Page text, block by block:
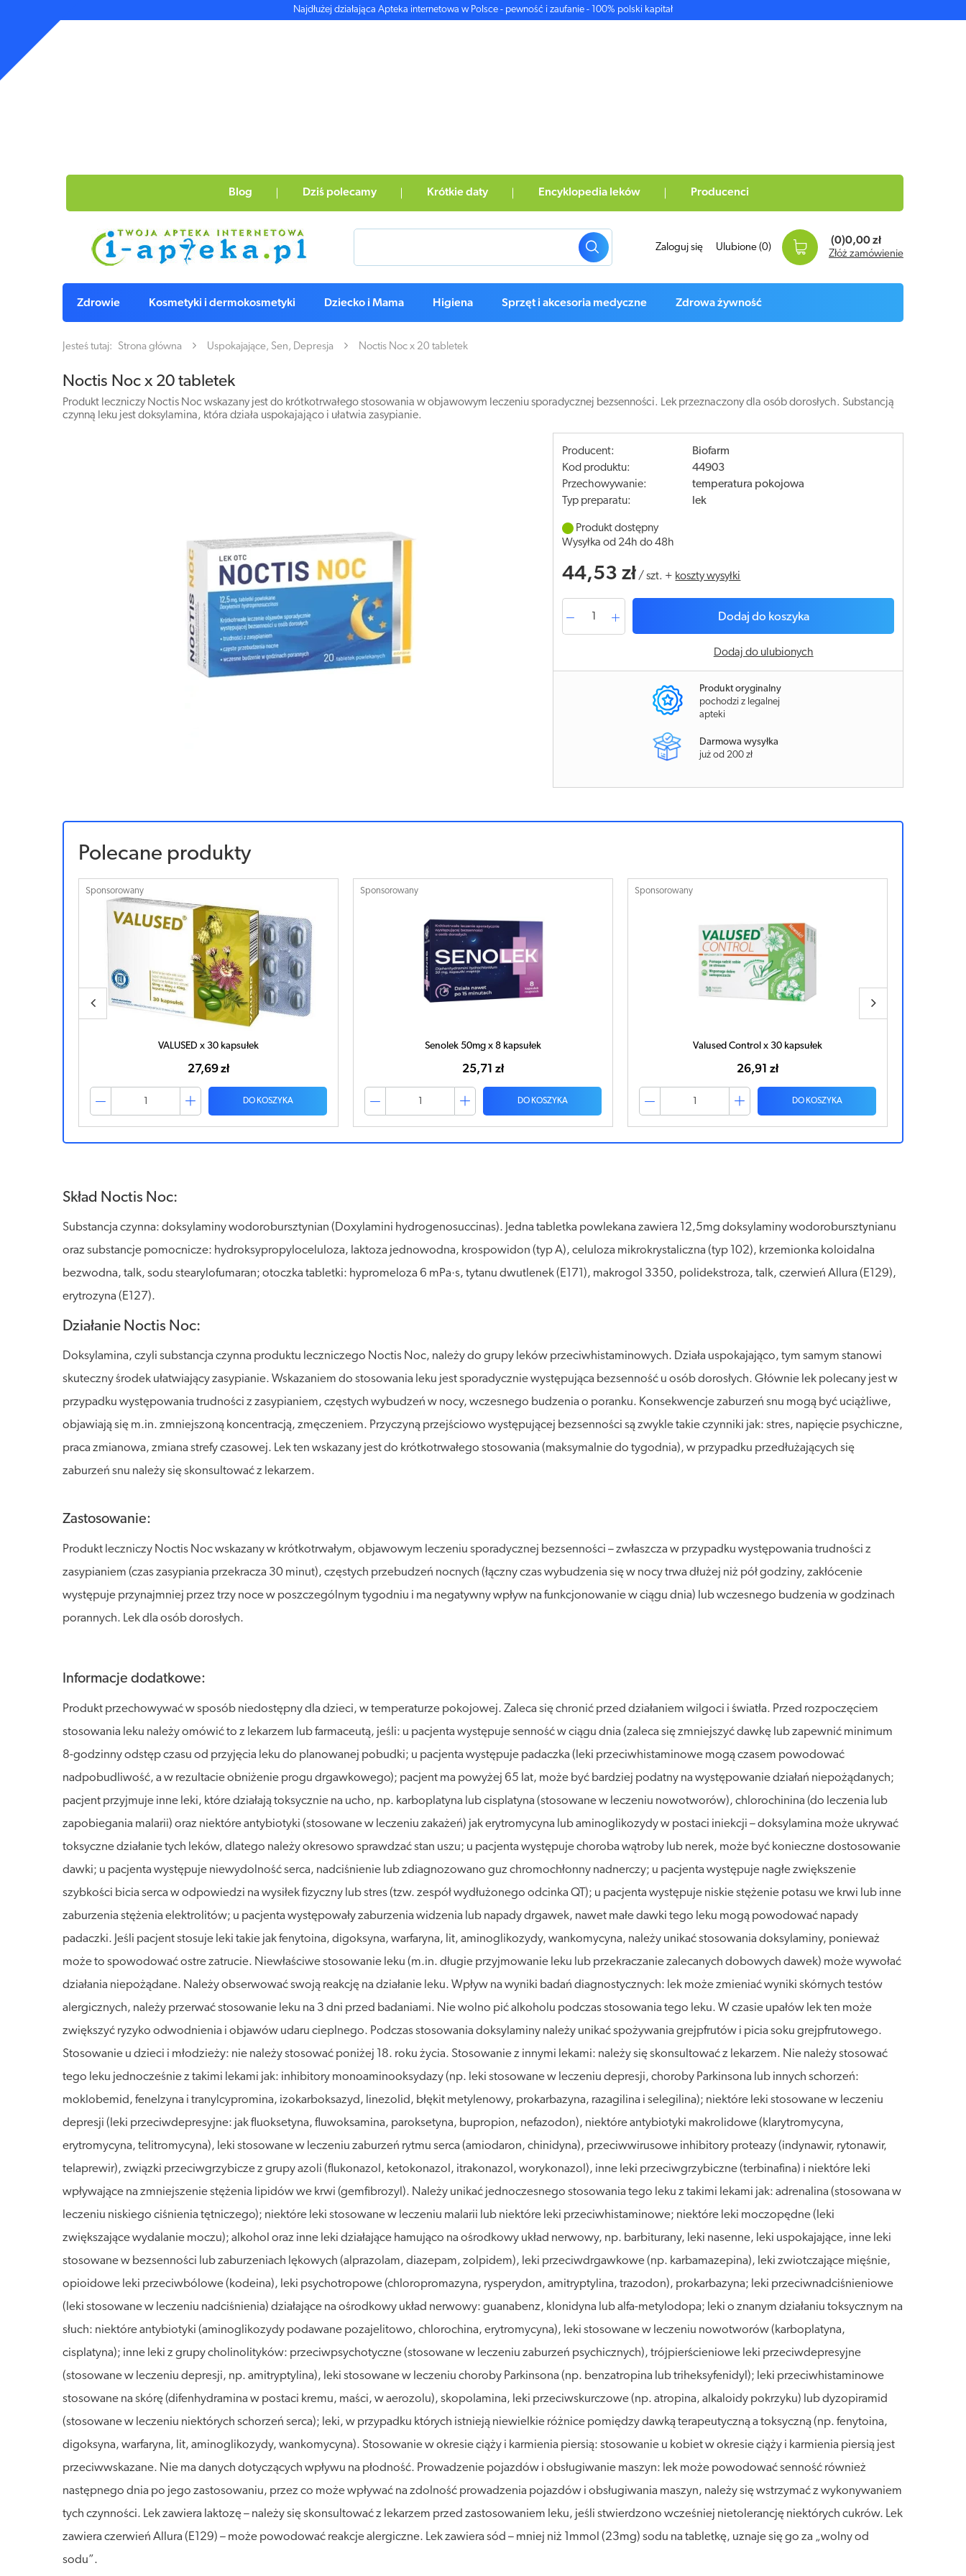
Najdłużej działająca Apteka internetowa w Polsce - pewność i zaufanie - 100% polski kapitał
Blog Dziś polecamy Krótkie daty Encyklopedia leków Producenci
Zaloguj się Ulubione (0)
(0)0,00 zł
Złóż zamówienie
Zdrowie Kosmetyki i dermokosmetyki Dziecko i Mama Higiena Sprzęt i akcesoria medyczne Zdrowa żywność
Jesteś tutaj: Strona główna Uspokajające, Sen, Depresja Noctis Noc x 20 tabletek
Noctis Noc x 20 tabletek
Produkt leczniczy Noctis Noc wskazany jest do krótkotrwałego stosowania w objawowym leczeniu sporadycznej bezsenności. Lek przeznaczony dla osób dorosłych. Substancją
czynną leku jest doksylamina, która działa uspokajająco i ułatwia zasypianie.
Producent:
Biofarm
Kod produktu:
44903
Przechowywanie:
temperatura pokojowa
Typ preparatu:
lek
Produkt dostępny
Wysyłka od 24h do 48h
44,53 zł /szt. + koszty wysyłki
Dodaj do koszyka
Dodaj do ulubionych
Produkt oryginalny
pochodzi z legalnej
apteki
Darmowa wysyłka
już od 200 zł
Polecane produkty
Sponsorowany
VALUSED x 30 kapsułek
27,69 zł
DO KOSZYKA
Sponsorowany
Senolek 50mg x 8 kapsułek
25,71 zł
DO KOSZYKA
Sponsorowany
Valused Control x 30 kapsułek
26,91 zł
DO KOSZYKA
Skład Noctis Noc:
Substancja czynna: doksylaminy wodorobursztynian (Doxylamini hydrogenosuccinas). Jedna tabletka powlekana zawiera 12,5mg doksylaminy wodorobursztynianu
oraz substancje pomocnicze: hydroksypropyloceluloza, laktoza jednowodna, krospowidon (typ A), celuloza mikrokrystaliczna (typ 102), krzemionka koloidalna
bezwodna, talk, sodu stearylofumaran; otoczka tabletki: hypromeloza 6 mPa·s, tytanu dwutlenek (E171), makrogol 3350, polidekstroza, talk, czerwień Allura (E129),
erytrozyna (E127).
Działanie Noctis Noc:
Doksylamina, czyli substancja czynna produktu leczniczego Noctis Noc, należy do grupy leków przeciwhistaminowych. Działa uspokajająco, tym samym stanowi
skuteczny środek ułatwiający zasypianie. Wskazaniem do stosowania leku jest sporadycznie występująca bezsenność u osób dorosłych. Głównie lek polecany jest w
przypadku występowania trudności z zasypianiem, częstych wybudzeń w nocy, wczesnego budzenia o poranku. Konsekwencje zaburzeń snu mogą być uciążliwe,
objawiają się m.in. zmniejszoną koncentracją, zmęczeniem. Przyczyną przejściowo występującej bezsenności są zwykle takie czynniki jak: stres, napięcie psychiczne,
praca zmianowa, zmiana strefy czasowej. Lek ten wskazany jest do krótkotrwałego stosowania (maksymalnie do tygodnia), w przypadku przedłużających się
zaburzeń snu należy się skonsultować z lekarzem.
Zastosowanie:
Produkt leczniczy Noctis Noc wskazany w krótkotrwałym, objawowym leczeniu sporadycznej bezsenności – zwłaszcza w przypadku występowania trudności z
zasypianiem (czas zasypiania przekracza 30 minut), częstych przebudzeń nocnych (łączny czas wybudzenia się w nocy trwa dłużej niż pół godziny, zakłócenie
występuje przynajmniej przez trzy noce w poszczególnym tygodniu i ma negatywny wpływ na funkcjonowanie w ciągu dnia) lub wczesnego budzenia w godzinach
porannych. Lek dla osób dorosłych.
Informacje dodatkowe:
Produkt przechowywać w sposób niedostępny dla dzieci, w temperaturze pokojowej. Zaleca się chronić przed działaniem wilgoci i światła. Przed rozpoczęciem
stosowania leku należy omówić to z lekarzem lub farmaceutą, jeśli: u pacjenta występuje senność w ciągu dnia (zaleca się zmniejszyć dawkę lub zapewnić minimum
8-godzinny odstęp czasu od przyjęcia leku do planowanej pobudki; u pacjenta występuje padaczka (leki przeciwhistaminowe mogą czasem powodować
nadpobudliwość, a w rezultacie obniżenie progu drgawkowego); pacjent ma powyżej 65 lat, może być bardziej podatny na występowanie działań niepożądanych;
pacjent przyjmuje inne leki, które działają toksycznie na ucho, np. karboplatyna lub cisplatyna (stosowane w leczeniu nowotworów), chlorochinina (do leczenia lub
zapobiegania malarii) oraz niektóre antybiotyki (stosowane w leczeniu zakażeń) jak erytromycyna lub aminoglikozydy w postaci iniekcji – doksylamina może ukrywać
toksyczne działanie tych leków, dlatego należy okresowo sprawdzać stan uszu; u pacjenta występuje choroba wątroby lub nerek, może być konieczne dostosowanie
dawki; u pacjenta występuje niewydolność serca, nadciśnienie lub zdiagnozowano guz chromochłonny nadnerczy; u pacjenta występuje nagłe zwiększenie
szybkości bicia serca w odpowiedzi na wysiłek fizyczny lub stres (tzw. zespół wydłużonego odcinka QT); u pacjenta występuje niskie stężenie potasu we krwi lub inne
zaburzenia stężenia elektrolitów; u pacjenta występowały zaburzenia widzenia lub napady drgawek, nawet małe dawki tego leku mogą powodować napady
padaczki. Jeśli pacjent stosuje leki takie jak fenytoina, digoksyna, warfaryna, lit, aminoglikozydy, wankomycyna, należy unikać stosowania doksylaminy, ponieważ
może to spowodować ostre zatrucie. Niewłaściwe stosowanie leku (m.in. długie przyjmowanie leku lub przekraczanie zalecanych dobowych dawek) może wywołać
działania niepożądane. Należy obserwować swoją reakcję na działanie leku. Wpływ na wyniki badań diagnostycznych: lek może zmieniać wyniki skórnych testów
alergicznych, należy przerwać stosowanie leku na 3 dni przed badaniami. Nie wolno pić alkoholu podczas stosowania tego leku. W czasie upałów lek ten może
zwiększyć ryzyko odwodnienia i objawów udaru cieplnego. Podczas stosowania doksylaminy należy unikać spożywania grejpfrutów i picia soku grejpfrutowego.
Stosowanie u dzieci i młodzieży: nie należy stosować poniżej 18. roku życia. Stosowanie z innymi lekami: należy się skonsultować z lekarzem. Nie należy stosować
tego leku jednocześnie z takimi lekami jak: inhibitory monoaminooksydazy (np. leki stosowane w leczeniu depresji, choroby Parkinsona lub innych schorzeń:
moklobemid, fenelzyna i tranylcypromina, izokarboksazyd, linezolid, błękit metylenowy, prokarbazyna, razagilina i selegilina); niektóre leki stosowane w leczeniu
depresji (leki przeciwdepresyjne: jak fluoksetyna, fluwoksamina, paroksetyna, bupropion, nefazodon), niektóre antybiotyki makrolidowe (klarytromycyna,
erytromycyna, telitromycyna), leki stosowane w leczeniu zaburzeń rytmu serca (amiodaron, chinidyna), przeciwwirusowe inhibitory proteazy (indynawir, rytonawir,
telaprewir), związki przeciwgrzybicze z grupy azoli (flukonazol, ketokonazol, itrakonazol, worykonazol), inne leki przeciwgrzybiczne (terbinafina) i niektóre leki
wpływające na zmniejszenie stężenia lipidów we krwi (gemfibrozyl). Należy unikać jednoczesnego stosowania tego leku z takimi lekami jak: adrenalina (stosowana w
leczeniu niskiego ciśnienia tętniczego); niektóre leki stosowane w leczeniu malarii lub niektóre leki przeciwhistaminowe; niektóre leki moczopędne (leki
zwiększające wydalanie moczu); alkohol oraz inne leki działające hamująco na ośrodkowy układ nerwowy, np. barbiturany, leki nasenne, leki uspokajające, inne leki
stosowane w bezsenności lub zaburzeniach lękowych (alprazolam, diazepam, zolpidem), leki przeciwdrgawkowe (np. karbamazepina), leki zwiotczające mięśnie,
opioidowe leki przeciwbólowe (kodeina), leki psychotropowe (chloropromazyna, rysperydon, amitryptylina, trazodon), prokarbazyna; leki przeciwnadciśnieniowe
(leki stosowane w leczeniu nadciśnienia) działające na ośrodkowy układ nerwowy: guanabenz, klonidyna lub alfa-metylodopa; leki o znanym działaniu toksycznym na
słuch: niektóre antybiotyki (aminoglikozydy podawane pozajelitowo, chlorochina, erytromycyna), leki stosowane w leczeniu nowotworów (karboplatyna,
cisplatyna); inne leki z grupy cholinolityków: przeciwpsychotyczne (stosowane w leczeniu zaburzeń psychicznych), trójpierścieniowe leki przeciwdepresyjne
(stosowane w leczeniu depresji, np. amitryptylina), leki stosowane w leczeniu choroby Parkinsona (np. benzatropina lub triheksyfenidyl); leki przeciwhistaminowe
stosowane na skórę (difenhydramina w postaci kremu, maści, w aerozolu), skopolamina, leki przeciwskurczowe (np. atropina, alkaloidy pokrzyku) lub dyzopiramid
(stosowane w leczeniu niektórych schorzeń serca); leki, w przypadku których istnieją niewielkie różnice pomiędzy dawką terapeutyczną a toksyczną (np. fenytoina,
digoksyna, warfaryna, lit, aminoglikozydy, wankomycyna). Stosowanie w okresie ciąży i karmienia piersią: stosowanie u kobiet w okresie ciąży i karmienia piersią jest
przeciwwskazane. Nie ma danych dotyczących wpływu na płodność. Prowadzenie pojazdów i obsługiwanie maszyn: lek może powodować senność również
następnego dnia po jego zastosowaniu, przez co może wpływać na zdolność prowadzenia pojazdów i obsługiwania maszyn, należy się wstrzymać z wykonywaniem
tych czynności. Lek zawiera laktozę – należy się skonsultować z lekarzem przed zastosowaniem leku, jeśli stwierdzono wcześniej nietolerancję niektórych cukrów. Lek
zawiera czerwień Allura (E129) – może powodować reakcje alergiczne. Lek zawiera sód – mniej niż 1mmol (23mg) sodu na tabletkę, uznaje się go za „wolny od
sodu”.